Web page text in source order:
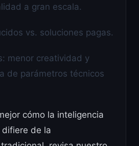
a gran escala.
vs. soluciones pagas.
menor creatividad y
de parámetros técnicos
cómo la inteligencia
de la